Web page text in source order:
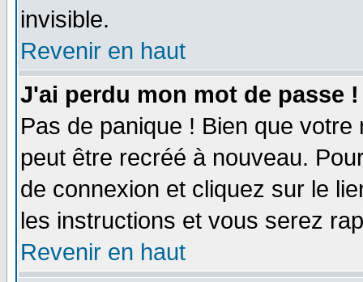
invisible.
Revenir en haut
J'ai perdu mon mot de passe !
Pas de panique ! Bien que
peut être recréé à nouveau.
de connexion et cliquez sur le
les instructions et vous serez
Revenir en haut